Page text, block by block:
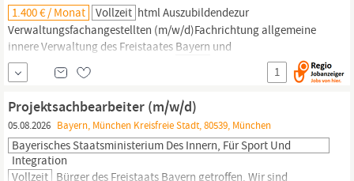
1.400 € / Monat Vollzeit html Auszubildendezur
Verwaltungsfachangestellten (m/w/d)Fachrichtung allgemeine
innere Verwaltung des Freistaates Bayern und
Kommunalverwaltung Die Verwaltungsgemeinschaft Buchloe mit
über 21.000 Einwohnern ist die größte Verwaltungsgemeinschaft
Ihr gehören die Stadt Buchloe, die Gemeinde Jengen,
die Gemeinde Lamerdingen und...
1
Projektsachbearbeiter (m/w/d)
05.08.2026 Bayern, München Kreisfreie Stadt, 80539, München
Bayerisches Staatsministerium Des Innern, Für Sport Und
Integration
Vollzeit Bürger des Freistaats Bayern getroffen. Wir sind